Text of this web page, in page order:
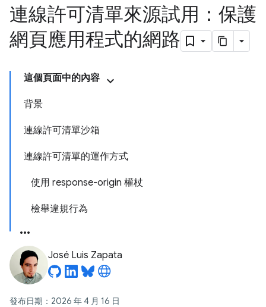
連線許可清單來源試用：保護
網頁應用程式的網路
這個頁面中的內容
背景
連線許可清單沙箱
連線許可清單的運作方式
使用 response-origin 權杖
檢舉違規行為
José Luis Zapata
發布日期：2026 年 4 月 16 日